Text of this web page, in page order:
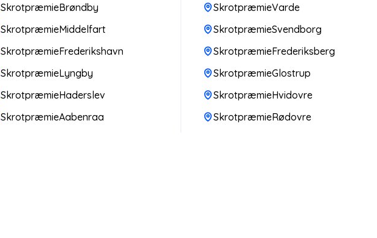
SkrotpræmieBrøndby
SkrotpræmieMiddelfart
SkrotpræmieFrederikshavn
SkrotpræmieLyngby
SkrotpræmieHaderslev
SkrotpræmieAabenraa
SkrotpræmieVarde
SkrotpræmieSvendborg
SkrotpræmieFrederiksberg
SkrotpræmieGlostrup
SkrotpræmieHvidovre
SkrotpræmieRødovre